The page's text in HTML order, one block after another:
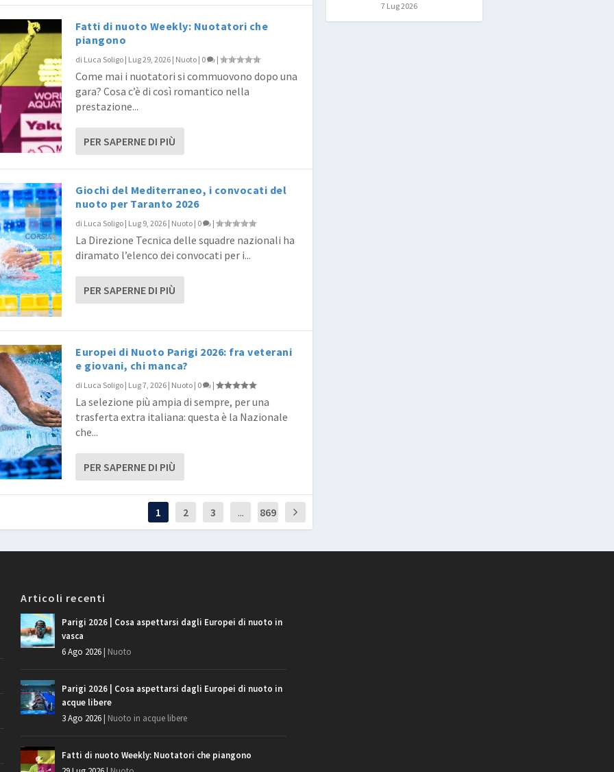
Fatti di nuoto Weekly: Nuotatori che
piangono
di Luca Soligo | Lug 29, 2026 | Nuoto | 0 |
Come mai i nuotatori si commuovono dopo una
gara? Cosa c’è di così romantico nella
prestazione...
PER SAPERNE DI PIÙ
Giochi del Mediterraneo, i convocati del
nuoto per Taranto 2026
di Luca Soligo | Lug 9, 2026 | Nuoto | 0 |
La Direzione Tecnica delle squadre nazionali ha
diramato l’elenco dei convocati per i...
PER SAPERNE DI PIÙ
Europei di Nuoto Parigi 2026: fra veterani
e giovani, chi manca?
di Luca Soligo | Lug 7, 2026 | Nuoto | 0 |
La selezione più ampia di sempre, per una
trasferta extra italiana: questa è la Nazionale
che...
PER SAPERNE DI PIÙ
1 2 3 ... 869
7 Lug 2026
Articoli recenti
Parigi 2026 | Cosa aspettarsi dagli Europei di nuoto in
vasca
6 Ago 2026| Nuoto
Parigi 2026 | Cosa aspettarsi dagli Europei di nuoto in
acque libere
3 Ago 2026| Nuoto in acque libere
Fatti di nuoto Weekly: Nuotatori che piangono